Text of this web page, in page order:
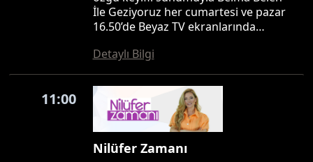
İle Geziyoruz her cumartesi ve pazar
16.50’de Beyaz TV ekranlarında…
Detaylı Bilgi
11:00
Nilüfer Zamanı